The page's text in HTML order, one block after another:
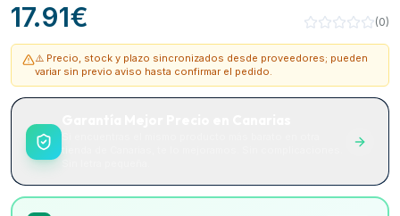
17.91€ (0)
⚠️ Precio, stock y plazo sincronizados desde proveedores; pueden
variar sin previo aviso hasta confirmar el pedido.